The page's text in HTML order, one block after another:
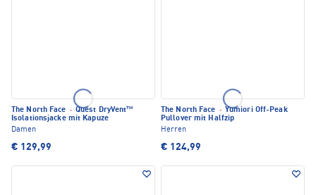
The North Face · Quest DryVent™
Isolationsjacke mit Kapuze
Damen
€ 129,99
The North Face · Yumiori Off-Peak
Pullover mit Halfzip
Herren
€ 124,99